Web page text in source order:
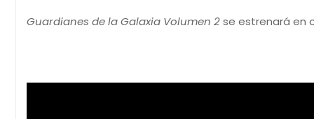
Guardianes de la Galaxia Volumen 2se estrenará en